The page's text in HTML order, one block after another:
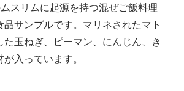
スリムに起源を持つ混ぜご飯料理
品サンプルです。マリネされたマト
た玉ねぎ、ピーマン、にんじん、き
入っています。